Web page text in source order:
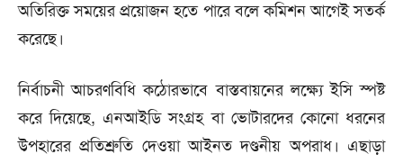
অতিরিক্ত সময়ের প্রয়োজন হতে পারে বলে কমিশন আগেই সতর্ক
করেছে।
নির্বাচনী আচরণবিধি কঠোরভাবে বাস্তবায়নের লক্ষ্যে ইসি স্পষ্ট
করে দিয়েছে, এনআইডি সংগ্রহ বা ভোটারদের কোনো ধরনের
উপহারের প্রতিশ্রুতি দেওয়া আইনত দণ্ডনীয় অপরাধ। এছাড়া